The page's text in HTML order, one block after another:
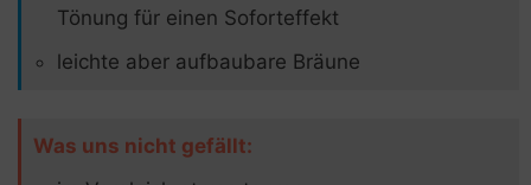
Tönung für einen Soforteffekt
leichte aber aufbaubare Bräune
Was uns nicht gefällt: